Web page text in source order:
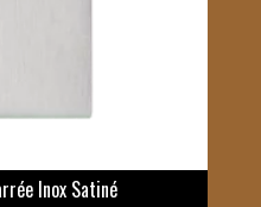
Inox Satiné